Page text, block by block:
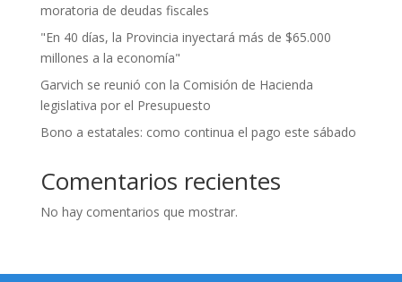
moratoria de deudas fiscales
"En 40 días, la Provincia inyectará más de $65.000
millones a la economía"
Garvich se reunió con la Comisión de Hacienda
legislativa por el Presupuesto
Bono a estatales: como continua el pago este sábado
Comentarios recientes
No hay comentarios que mostrar.